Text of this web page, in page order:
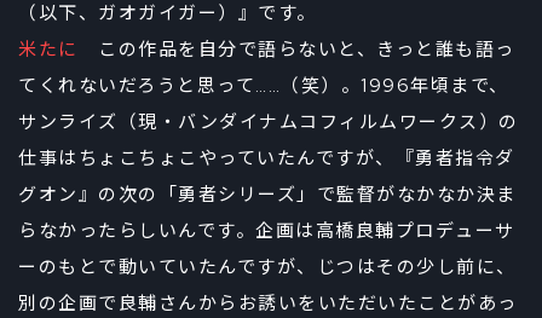
（以下、ガオガイガー）』です。
米たに
この作品を自分で語らないと、きっと誰も語っ
てくれないだろうと思って……（笑）。1996年頃まで、
サンライズ（現・バンダイナムコフィルムワークス）の
仕事はちょこちょこやっていたんですが、『勇者指令ダ
グオン』の次の「勇者シリーズ」で監督がなかなか決ま
らなかったらしいんです。企画は高橋良輔プロデューサ
ーのもとで動いていたんですが、じつはその少し前に、
別の企画で良輔さんからお誘いをいただいたことがあっ